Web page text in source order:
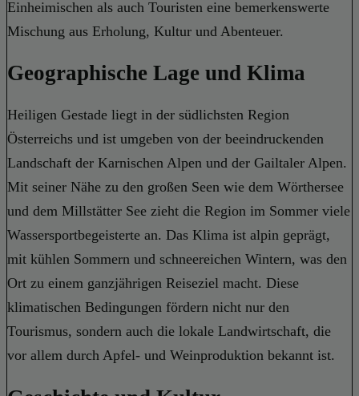
Einheimischen als auch Touristen eine bemerkenswerte
Mischung aus Erholung, Kultur und Abenteuer.
Geographische Lage und Klima
Heiligen Gestade liegt in der südlichsten Region
Österreichs und ist umgeben von der beeindruckenden
Landschaft der Karnischen Alpen und der Gailtaler Alpen.
Mit seiner Nähe zu den großen Seen wie dem Wörthersee
und dem Millstätter See zieht die Region im Sommer viele
Wassersportbegeisterte an. Das Klima ist alpin geprägt,
mit kühlen Sommern und schneereichen Wintern, was den
Ort zu einem ganzjährigen Reiseziel macht. Diese
klimatischen Bedingungen fördern nicht nur den
Tourismus, sondern auch die lokale Landwirtschaft, die
vor allem durch Apfel- und Weinproduktion bekannt ist.